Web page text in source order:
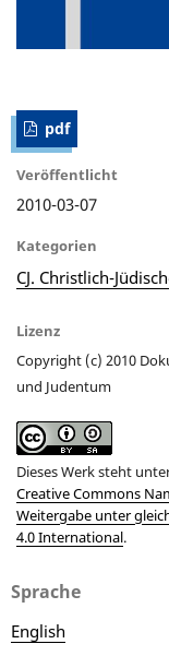
pdf
Veröffentlicht
2010-03-07
Kategorien
CJ. Christlich-
Lizenz
Copyright (c) 2010
und Judentum
Dieses Werk steht
Creative Commons
Weitergabe unter
4.0 International.
Sprache
English